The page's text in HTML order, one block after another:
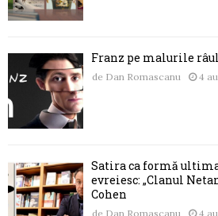
Franz pe malurile
de Dan Romascanu 4
Satira ca formă
evreiesc: „Clanul
Cohen
de Dan Romascanu 4